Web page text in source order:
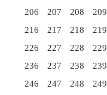
206
207 208 209
216
217 218 219
226
227 228 229
236
237 238 239
246
247 248 249